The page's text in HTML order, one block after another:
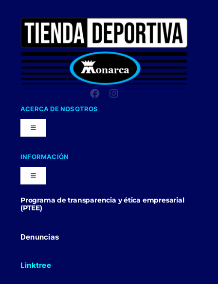
ACERCA DE NOSOTROS
Toggle
Navigation
Nuestra Compañia
Trabaja con nosotros
INFORMACIÓN
Toggle
Navigation
Blog
Politicas Comerciales
Programa de transparencia y ética empresarial
(PTEE)
Denuncias
Linktree